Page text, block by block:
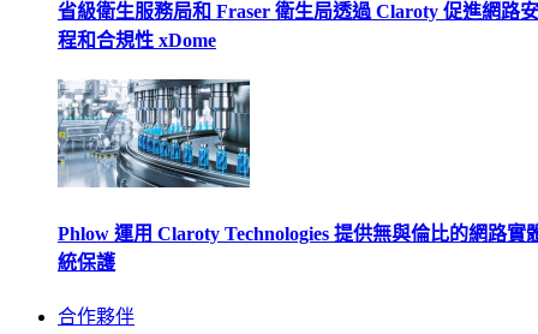
省級衛生服務局和 Fraser 衛生局透過 Claroty 促進網路
程和合規性 xDome
Phlow 運用 Claroty Technologies 提供無與倫比的網路實
統保護
合作夥伴